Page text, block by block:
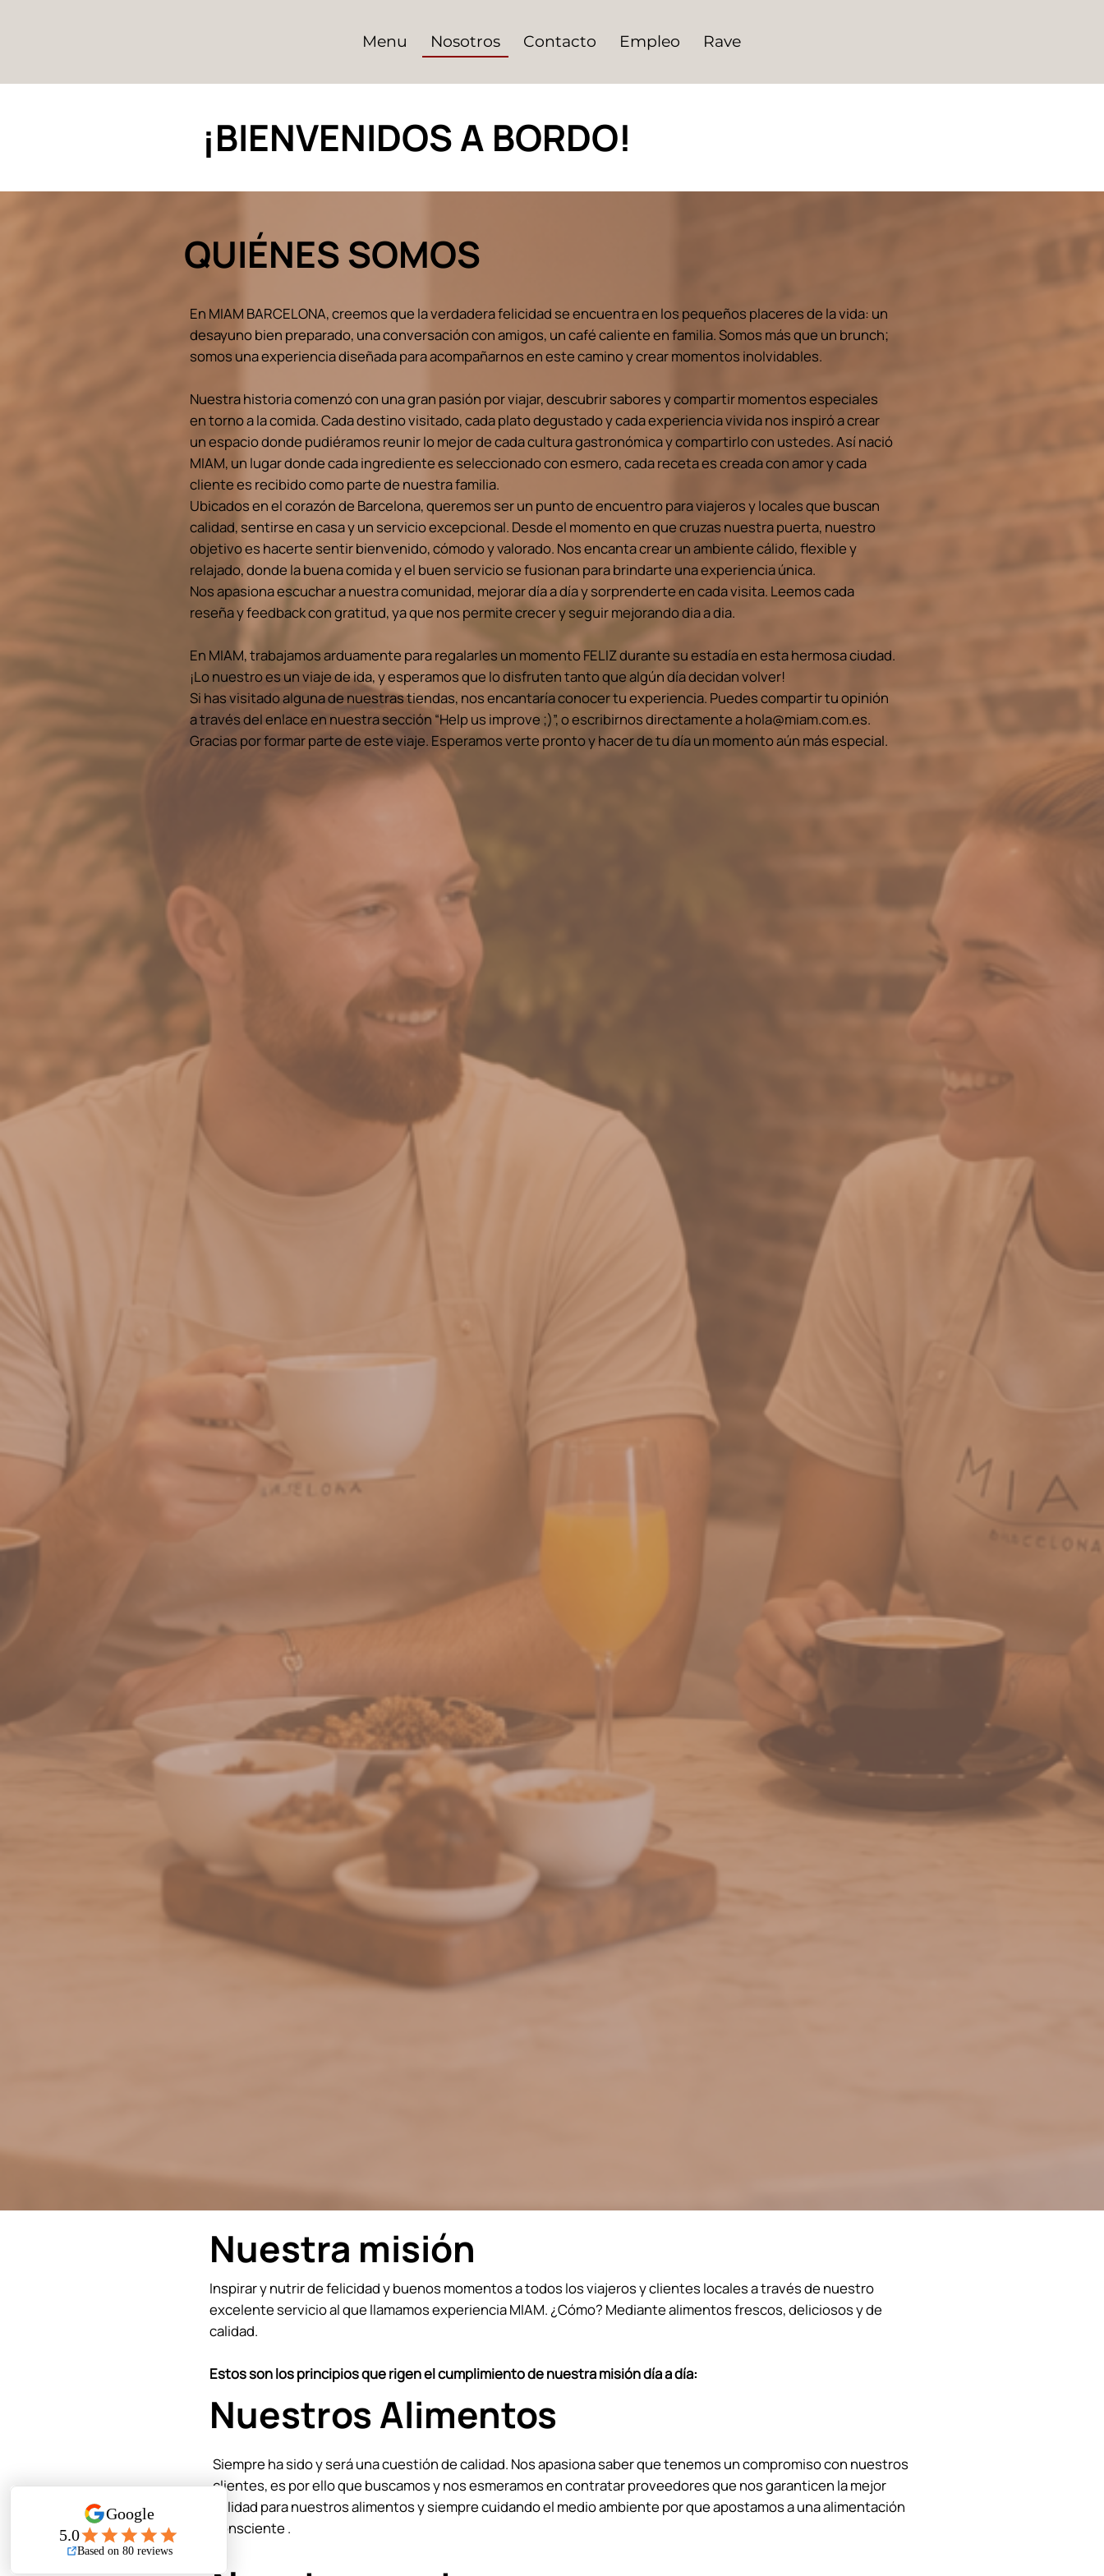
Menu Nosotros Contacto Empleo Rave
¡BIENVENIDOS A BORDO!
QUIÉNES SOMOS
En MIAM BARCELONA, creemos que la verdadera felicidad se encuentra en los pequeños placeres de la vida: un
desayuno bien preparado, una conversación con amigos, un café caliente en familia. Somos más que un brunch;
somos una experiencia diseñada para acompañarnos en este camino y crear momentos inolvidables.
Nuestra historia comenzó con una gran pasión por viajar, descubrir sabores y compartir momentos especiales
en torno a la comida. Cada destino visitado, cada plato degustado y cada experiencia vivida nos inspiró a crear
un espacio donde pudiéramos reunir lo mejor de cada cultura gastronómica y compartirlo con ustedes. Así nació
MIAM, un lugar donde cada ingrediente es seleccionado con esmero, cada receta es creada con amor y cada
cliente es recibido como parte de nuestra familia.
Ubicados en el corazón de Barcelona, queremos ser un punto de encuentro para viajeros y locales que buscan
calidad, sentirse en casa y un servicio excepcional. Desde el momento en que cruzas nuestra puerta, nuestro
objetivo es hacerte sentir bienvenido, cómodo y valorado. Nos encanta crear un ambiente cálido, flexible y
relajado, donde la buena comida y el buen servicio se fusionan para brindarte una experiencia única.
Nos apasiona escuchar a nuestra comunidad, mejorar día a día y sorprenderte en cada visita. Leemos cada
reseña y feedback con gratitud, ya que nos permite crecer y seguir mejorando dia a dia.
En MIAM, trabajamos arduamente para regalarles un momento FELIZ durante su estadía en esta hermosa ciudad.
¡Lo nuestro es un viaje de ida, y esperamos que lo disfruten tanto que algún día decidan volver!
Si has visitado alguna de nuestras tiendas, nos encantaría conocer tu experiencia. Puedes compartir tu opinión
a través del enlace en nuestra sección “Help us improve ;)”, o escribirnos directamente ahola@miam.com.es.
Gracias por formar parte de este viaje. Esperamos verte pronto y hacer de tu día un momento aún más especial.
Nuestra misión
Inspirar y nutrir de felicidad y buenos momentos a todos los viajeros y clientes locales a través de nuestro
excelente servicio al que llamamos experiencia MIAM. ¿Cómo? Mediante alimentos frescos, deliciosos y de
calidad.
Estos son los principios que rigen el cumplimiento de nuestra misión día a día:
Nuestros Alimentos
Siempre ha sido y será una cuestión de calidad. Nos apasiona saber que tenemos un compromiso con nuestros
clientes, es por ello que buscamos y nos esmeramos en contratar proveedores que nos garanticen la mejor
calidad para nuestros alimentos y siempre cuidando el medio ambiente por que apostamos a una alimentación
consciente .